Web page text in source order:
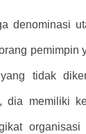
denominasi
pemimpin
tidak
dia memiliki